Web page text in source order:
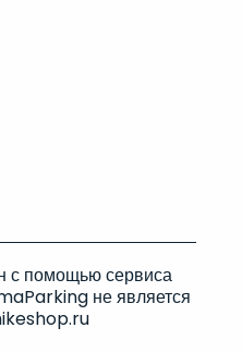
с помощью сервиса
не является